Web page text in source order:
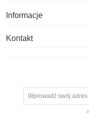
Informacje
Kontakt